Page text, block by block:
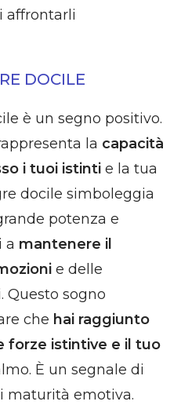
affrontarli
DOCILE
è un segno positivo.
la capacità
i tuoi istinti e la tua
docile simboleggia
potenza e
a mantenere il
e delle
Questo sogno
che hai raggiunto
forze istintive e il tuo
È un segnale di
maturità emotiva.